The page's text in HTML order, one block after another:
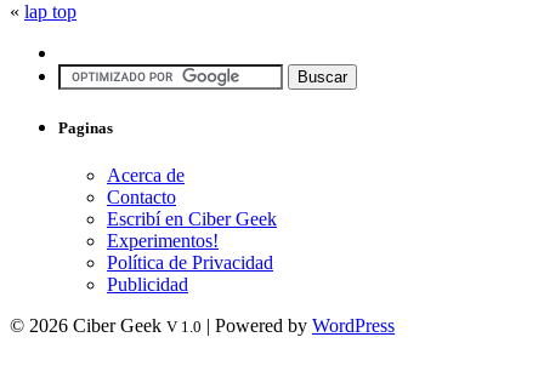
« lap top
Paginas
Acerca de
Contacto
Escribí en Ciber Geek
Experimentos!
Política de Privacidad
Publicidad
© 2026 Ciber Geek V 1.0 | Powered by WordPress